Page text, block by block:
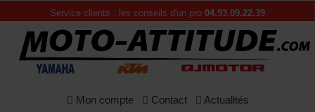
Service clients : les conseils d'un pro 04.93.09.22.39
Mon compte Contact Actualités